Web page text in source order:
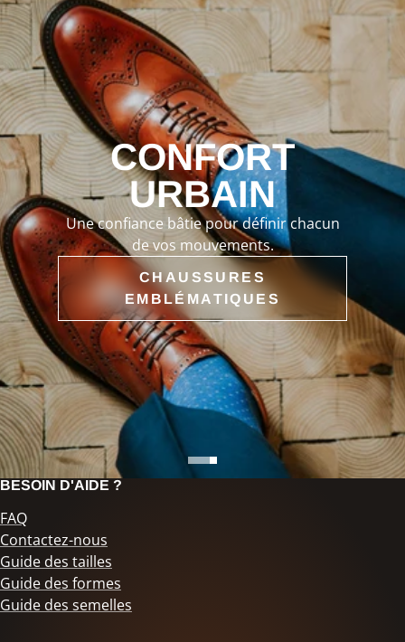
CONFORT
URBAIN
Une confiance bâtie pour définir chacun
de vos mouvements.
CHAUSSURES
EMBLÉMATIQUES
BESOIN D'AIDE ?
FAQ
Contactez-nous
Guide des tailles
Guide des formes
Guide des semelles